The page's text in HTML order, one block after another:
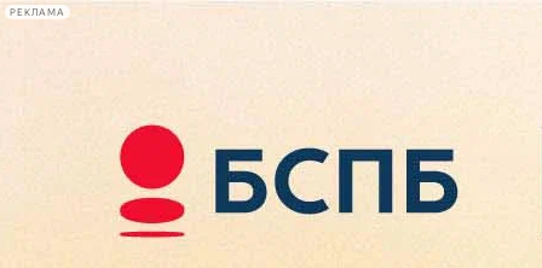
РЕКЛАМА
Сегодня:
2026.08.07
08:25
Афиша Plus